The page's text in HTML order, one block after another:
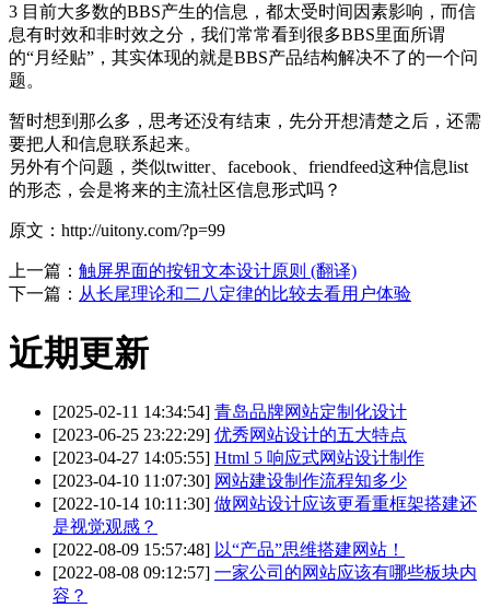
3 目前大多数的BBS产生的信息，都太受时间因素影响，而信
息有时效和非时效之分，我们常常看到很多BBS里面所谓
的“月经贴”，其实体现的就是BBS产品结构解决不了的一个问
题。
暂时想到那么多，思考还没有结束，先分开想清楚之后，还需
要把人和信息联系起来。
另外有个问题，类似twitter、facebook、friendfeed这种信息list
的形态，会是将来的主流社区信息形式吗？
原文：http://uitony.com/?p=99
上一篇： 触屏界面的按钮文本设计原则 (翻译)
下一篇： 从长尾理论和二八定律的比较去看用户体验
近期更新
[2025-02-11 14:34:54] 青岛品牌网站定制化设计
[2023-06-25 23:22:29] 优秀网站设计的五大特点
[2023-04-27 14:05:55] Html 5 响应式网站设计制作
[2023-04-10 11:07:30] 网站建设制作流程知多少
[2022-10-14 10:11:30] 做网站设计应该更看重框架搭建还
是视觉观感？
[2022-08-09 15:57:48] 以“产品”思维搭建网站！
[2022-08-08 09:12:57] 一家公司的网站应该有哪些板块内
容？